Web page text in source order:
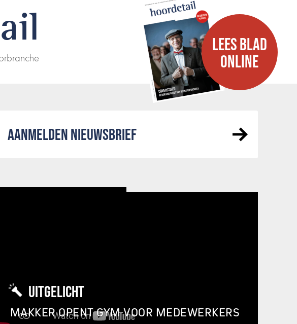
LEES BLAD
ONLINE
AANMELDEN NIEUWSBRIEF
UITGELICHT
MAKKER OPENT GYM VOOR MEDEWERKERS